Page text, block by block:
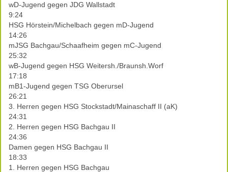
wD-Jugend gegen JDG Wallstadt
9:24
HSG Hörstein/Michelbach gegen mD-Jugend
14:26
mJSG Bachgau/Schaafheim gegen mC-Jugend
25:32
wB-Jugend gegen HSG Weitersh./Braunsh.Worf
17:18
mB1-Jugend gegen TSG Oberursel
26:21
3. Herren gegen HSG Stockstadt/Mainaschaff II (aK)
24:31
2. Herren gegen HSG Bachgau II
24:36
Damen gegen HSG Bachgau II
18:33
1. Herren gegen HSG Bachgau